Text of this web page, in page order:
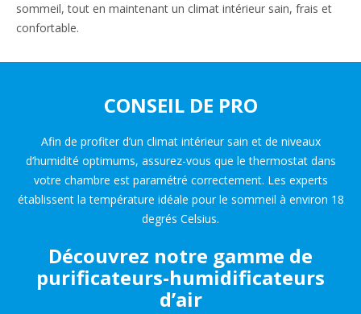
sommeil, tout en maintenant un climat intérieur sain, frais et
confortable.
CONSEIL DE PRO
Afin de profiter d’un climat intérieur sain et de niveaux
d’humidité optimums, assurez-vous que le thermostat dans
votre chambre est paramétré correctement. Les experts
établissent la température idéale pour le sommeil à environ 18
degrés Celsius.
Découvrez notre gamme de
purificateurs-humidificateurs
d’air